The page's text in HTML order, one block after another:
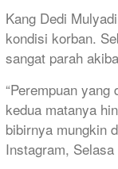
Kang Dedi
kondisi korban.
sangat parah
“Perempuan
kedua matanya
bibirnya mungkin
Instagram,